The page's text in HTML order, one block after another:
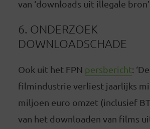
van ‘downloads uit illegale bron’.
6. ONDERZOEK
DOWNLOADSCHADE
Ook uit het FPN persbericht:
filmindustrie verliest jaarlijks
miljoen euro omzet (inclusief
van het downloaden van films